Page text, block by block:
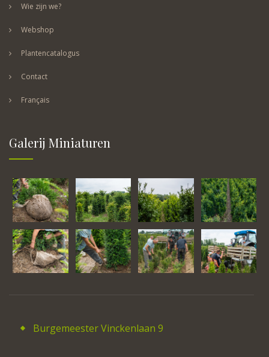
Wie zijn we?
Webshop
Plantencatalogus
Contact
Français
Galerij Miniaturen
Burgemeester Vinckenlaan 9